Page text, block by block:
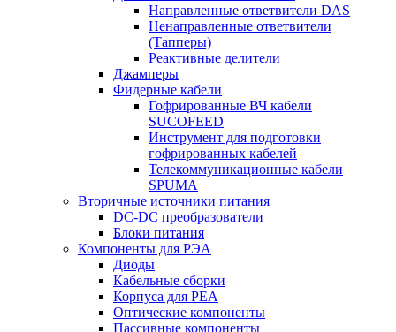
Направленные ответвители DAS
Ненаправленные ответвители
(Тапперы)
Реактивные делители
Джамперы
Фидерные кабели
Гофрированные ВЧ кабели
SUCOFEED
Инструмент для подготовки
гофрированных кабелей
Телекоммуникационные кабели
SPUMA
Вторичные источники питания
DC-DC преобразователи
Блоки питания
Компоненты для РЭА
Диоды
Кабельные сборки
Корпуса для РЕА
Оптические компоненты
Пассивные компоненты